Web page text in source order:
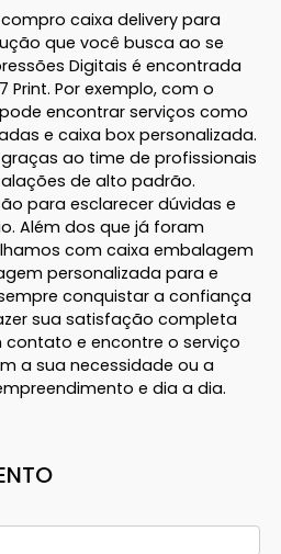
caixa delivery para
que você busca ao se
Digitais é encontrada
Print. Por exemplo, com o
encontrar serviços como
e caixa box personalizada.
ao time de profissionais
de alto padrão.
para esclarecer dúvidas e
Além dos que já foram
com caixa embalagem
personalizada para e
conquistar a confiança
sua satisfação completa
contato e encontre o serviço
a sua necessidade ou a
e dia a dia.